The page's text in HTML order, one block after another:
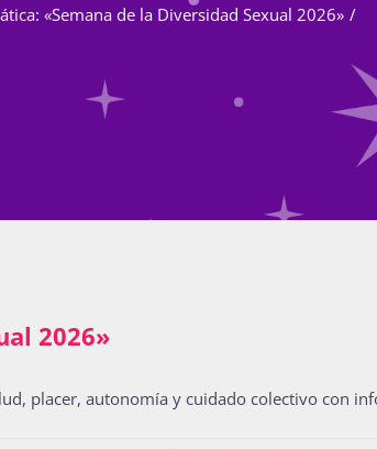
«Semana de la Diversidad Sexual 2026»
2026»
placer, autonomía y cuidado colectivo con